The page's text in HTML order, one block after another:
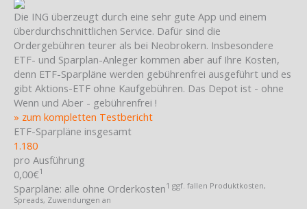
Die ING überzeugt durch eine sehr gute App und einem
überdurchschnittlichen Service. Dafür sind die
Ordergebühren teurer als bei Neobrokern. Insbesondere
ETF- und Sparplan-Anleger kommen aber auf Ihre Kosten,
denn ETF-Sparpläne werden gebührenfrei ausgeführt und es
gibt Aktions-ETF ohne Kaufgebühren. Das Depot ist - ohne
Wenn und Aber - gebührenfrei !
» zum kompletten Testbericht
ETF-Sparpläne insgesamt
1.180
pro Ausführung
0,00€1
Sparpläne: alle ohne Orderkosten1 ggf. fallen Produktkosten,
Spreads, Zuwendungen an